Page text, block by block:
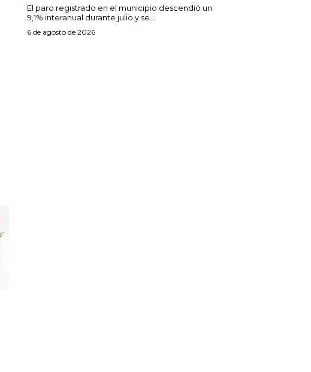
El paro registrado en el municipio descendió un
9,1% interanual durante julio y se...
6 de agosto de 2026